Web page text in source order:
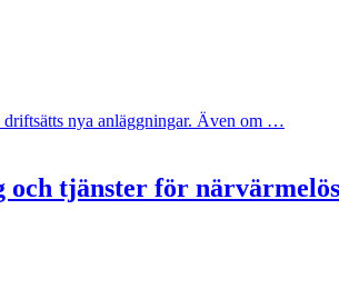
driftsätts nya anläggningar. Även om …
tjänster för